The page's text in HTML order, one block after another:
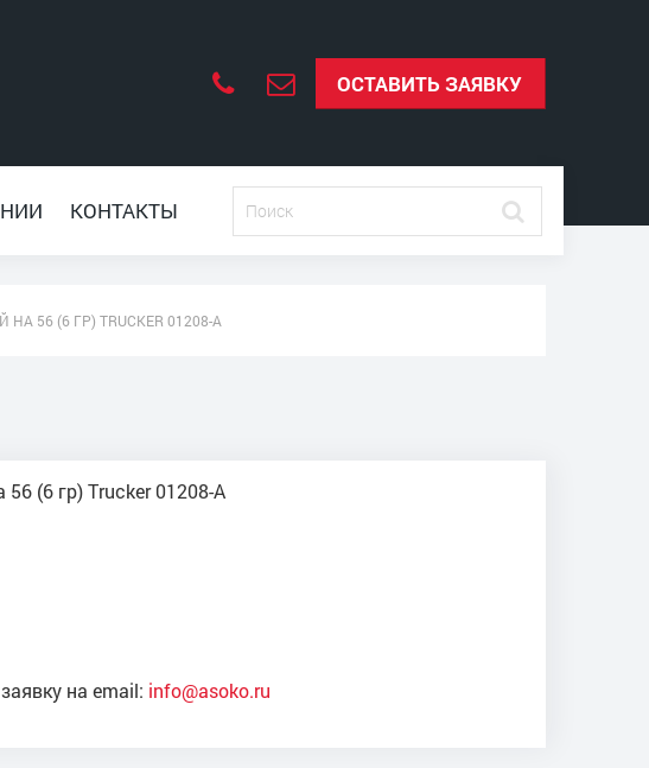
ОСТАВИТЬ ЗАЯВКУ
КОНТАКТЫ
56 (6 ГР) TRUCKER 01208-А
(6 гр) Trucker 01208-А
на email: info@asoko.ru